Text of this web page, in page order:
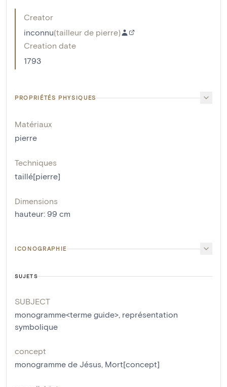
Creator
inconnu(tailleur de pierre)
Creation date
1793
PROPRIÉTÉS PHYSIQUES
Matériaux
pierre
Techniques
taillé[pierre]
Dimensions
hauteur: 99 cm
ICONOGRAPHIE
SUJETS
SUBJECT
monogramme<terme guide>, représentation
symbolique
concept
monogramme de Jésus, Mort[concept]